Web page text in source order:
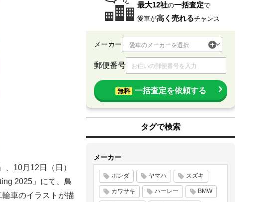
、10月12日（日）
2025」にて、鳥
車のイラストが描
最大12社の一括査定で
愛車が高く売れるチャンス
メーカー
郵便番号
無料 一括査定を依頼する
タグで検索
メーカー
ホンダ ヤマハ スズキ
カワサキ ハーレー BMW